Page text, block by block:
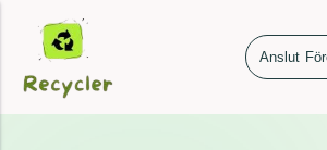
Anslut